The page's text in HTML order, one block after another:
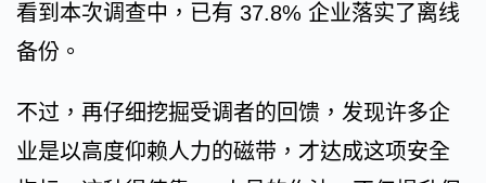
看到本次调查中，已有 37.8% 企业落实了离线
备份。
不过，再仔细挖掘受调者的回馈，发现许多企
业是以高度仰赖人力的磁带，才达成这项安全